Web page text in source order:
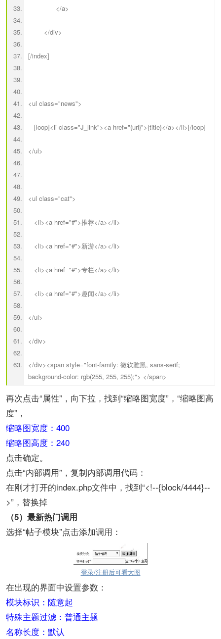
</a>
</div>
[/index]
<ul class="news">
[loop]<li class="J_link"><a href="{url}">{title}</a></li>[/loop]
</ul>
<ul class="cat">
<li><a href="#">推荐</a></li>
<li><a href="#">新游</a></li>
<li><a href="#">专栏</a></li>
<li><a href="#">趣闻</a></li>
</ul>
</div>
</div><span style="font-family: 微软雅黑, sans-serif;
background-color: rgb(255, 255, 255);"> </span>
再次点击“属性”，向下拉，找到“缩略图宽度”，“缩略图高
度”，
缩略图宽度：400
缩略图高度：240
点击确定。
点击“内部调用”，复制内部调用代码：
在刚才打开的index.php文件中，找到“<!--{block/4444}--
>”，替换掉
（5）最新热门调用
选择“帖子模块”点击添加调用：
登录/注册后可看大图
在出现的界面中设置参数：
模块标识：随意起
特殊主题过滤：普通主题
名称长度：默认